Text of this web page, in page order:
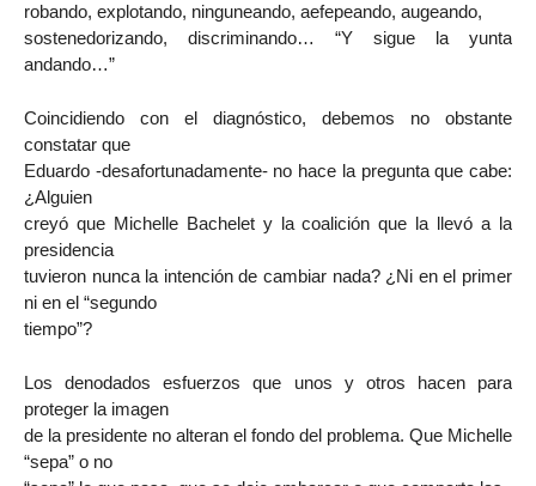
robando, explotando, ninguneando, aefepeando, augeando,
sostenedorizando, discriminando… “Y sigue la yunta
andando…”
Coincidiendo con el diagnóstico, debemos no obstante
constatar que
Eduardo -desafortunadamente- no hace la pregunta que cabe:
¿Alguien
creyó que Michelle Bachelet y la coalición que la llevó a la
presidencia
tuvieron nunca la intención de cambiar nada? ¿Ni en el primer
ni en el “segundo
tiempo”?
Los denodados esfuerzos que unos y otros hacen para
proteger la imagen
de la presidente no alteran el fondo del problema. Que Michelle
“sepa” o no